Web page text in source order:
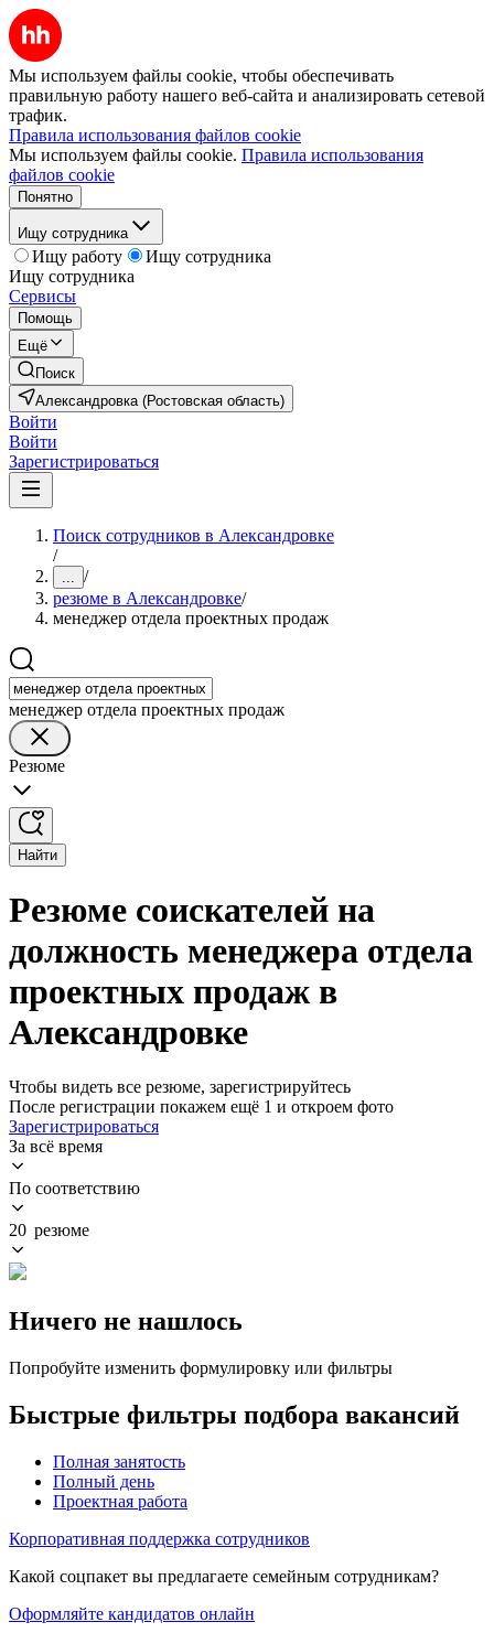
Мы используем файлы cookie, чтобы обеспечивать
правильную работу нашего веб-сайта и анализировать сетевой
трафик.
Правила использования файлов cookie
Мы используем файлы cookie. Правила использования
файлов cookie
Понятно
Ищу сотрудника
Ищу работу
Ищу сотрудника
Ищу сотрудника
Сервисы
Помощь
Ещё
Поиск
Александровка (Ростовская область)
Войти
Войти
Зарегистрироваться
Поиск сотрудников в Александровке
/
... /
резюме в Александровке/
менеджер отдела проектных продаж
менеджер отдела проектных продаж
Резюме
Найти
Резюме соискателей на
должность менеджера отдела
проектных продаж в
Александровке
Чтобы видеть все резюме, зарегистрируйтесь
После регистрации покажем ещё 1 и откроем фото
Зарегистрироваться
За всё время
По соответствию
20 резюме
Ничего не нашлось
Попробуйте изменить формулировку или фильтры
Быстрые фильтры подбора вакансий
Полная занятость
Полный день
Проектная работа
Корпоративная поддержка сотрудников
Какой соцпакет вы предлагаете семейным сотрудникам?
Оформляйте кандидатов онлайн